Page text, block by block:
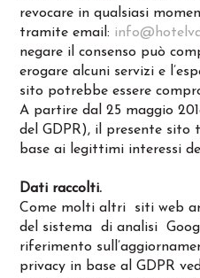
revocare in qualsiasi
tramite email:
negare il consenso può
erogare alcuni servizi e
sito potrebbe essere
A partire dal 25 maggio
del GDPR), il presente
base ai legittimi interessi
Dati raccolti.
Come molti altri siti web
del sistema di analisi
riferimento
privacy in base al GDPR